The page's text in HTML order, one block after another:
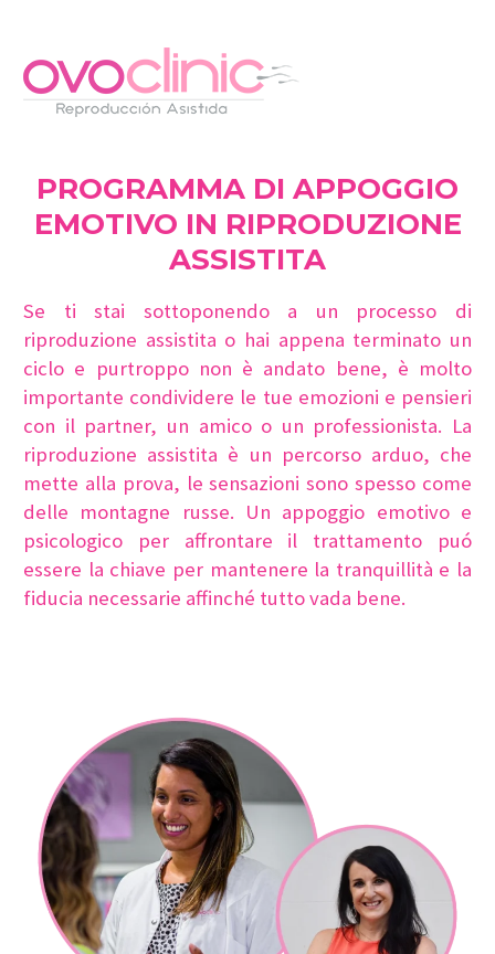
PROGRAMMA DI APPOGGIO
EMOTIVO IN RIPRODUZIONE
ASSISTITA
Se ti stai sottoponendo a un processo di
riproduzione assistita o hai appena terminato un
ciclo e purtroppo non è andato bene, è molto
importante condividere le tue emozioni e pensieri
con il partner, un amico o un professionista. La
riproduzione assistita è un percorso arduo, che
mette alla prova, le sensazioni sono spesso come
delle montagne russe. Un appoggio emotivo e
psicologico per affrontare il trattamento puó
essere la chiave per mantenere la tranquillità e la
fiducia necessarie affinché tutto vada bene.